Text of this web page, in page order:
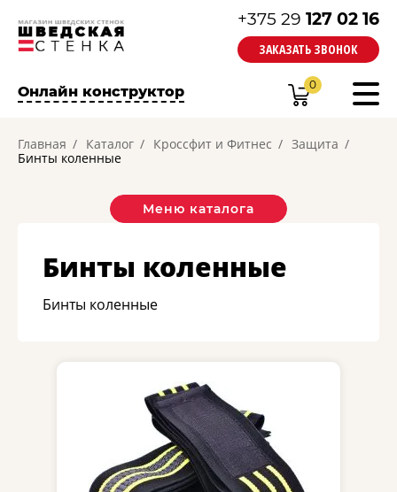
+375 29 127 02 16
ЗАКАЗАТЬ ЗВОНОК
Онлайн конструктор 0
Главная Каталог Кроссфит и Фитнес
Защита
Бинты коленные
Меню каталога
Бинты коленные
Бинты коленные